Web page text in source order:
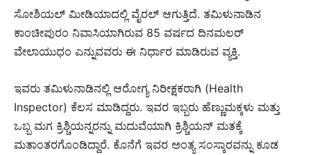
ಸೋಶಿಯಲ್ ಮೀಡಿಯಾದಲ್ಲಿ ವೈರಲ್ ಆಗುತ್ತಿದೆ. ತಮಿಳುನಾಡಿನ
ಕಾಂಚೀಪುರಂ ನಿವಾಸಿಯಾಗಿರುವ 85 ವರ್ಷದ ದಿನಮಲರ್
ವೇಲಾಯುಧಂ ಎನ್ನುವವರು ಈ ನಿರ್ಧಾರ ಮಾಡಿರುವ ವ್ಯಕ್ತಿ.
ಇವರು ತಮಿಳುನಾಡಿನಲ್ಲಿ ಆರೋಗ್ಯ ನಿರೀಕ್ಷಕರಾಗಿ (Health
Inspector) ಕೆಲಸ ಮಾಡಿದ್ದರು. ಇವರ ಇಬ್ಬರು ಹೆಣ್ಣುಮಕ್ಕಳು ಮತ್ತು
ಒಬ್ಬ ಮಗ ಕ್ರಿಶ್ಚಿಯನ್ನರನ್ನು ಮದುವೆಯಾಗಿ ಕ್ರಿಶ್ಚಿಯನ್ ಮತಕ್ಕೆ
ಮತಾಂತರಗೊಂಡಿದ್ದಾರೆ. ಕೊನೆಗೆ ಇವರ ಅಂತ್ಯ ಸಂಸ್ಕಾರವನ್ನು ಕೂಡ